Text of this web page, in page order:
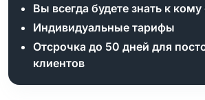
Вы всегда будете знать к кому
Индивидуальные тарифы
Отсрочка до 50 дней для
клиентов